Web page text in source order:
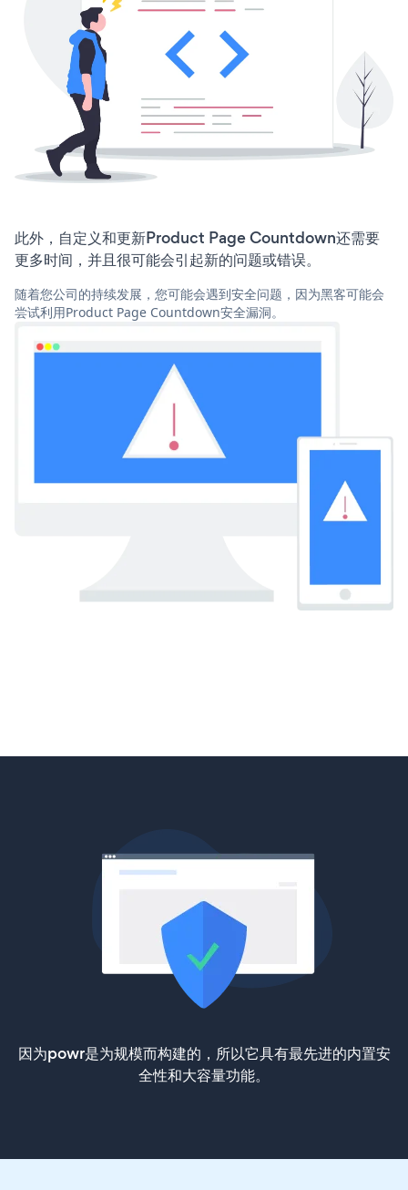
此外，自定义和更新Product Page Countdown还需要
更多时间，并且很可能会引起新的问题或错误。
随着您公司的持续发展，您可能会遇到安全问题，因为黑客可能会
尝试利用Product Page Countdown安全漏洞。
因为powr是为规模而构建的，所以它具有最先进的内置安
全性和大容量功能。